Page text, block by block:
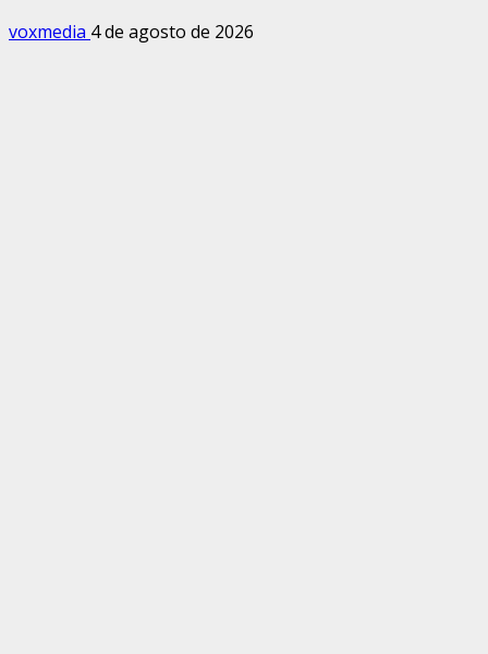
voxmedia 4 de agosto de 2026